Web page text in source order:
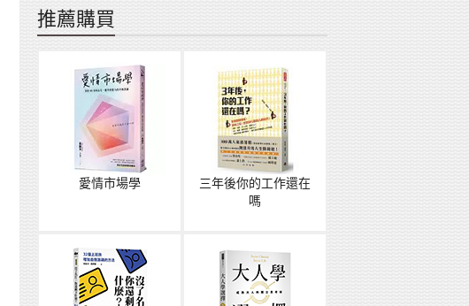
推薦購買
愛情市場學
三年後你的工作還在
嗎